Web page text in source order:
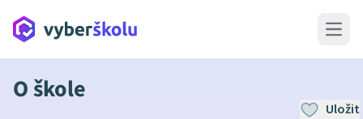
Open
O škole
Uložit